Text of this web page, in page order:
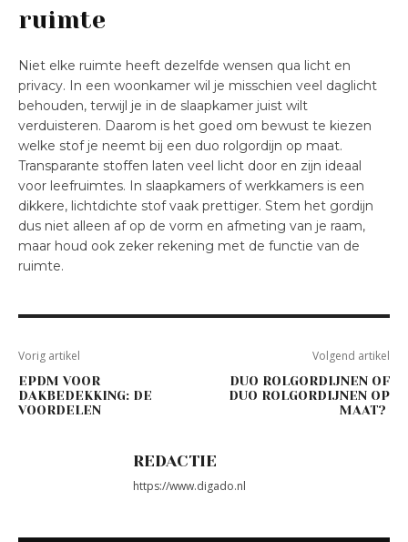
ruimte
Niet elke ruimte heeft dezelfde wensen qua licht en
privacy. In een woonkamer wil je misschien veel daglicht
behouden, terwijl je in de slaapkamer juist wilt
verduisteren. Daarom is het goed om bewust te kiezen
welke stof je neemt bij een duo rolgordijn op maat.
Transparante stoffen laten veel licht door en zijn ideaal
voor leefruimtes. In slaapkamers of werkkamers is een
dikkere, lichtdichte stof vaak prettiger. Stem het gordijn
dus niet alleen af op de vorm en afmeting van je raam,
maar houd ook zeker rekening met de functie van de
ruimte.
Vorig artikel
EPDM VOOR
DAKBEDEKKING: DE
VOORDELEN
Volgend artikel
DUO ROLGORDIJNEN OF
DUO ROLGORDIJNEN OP
MAAT?
REDACTIE
https://www.digado.nl